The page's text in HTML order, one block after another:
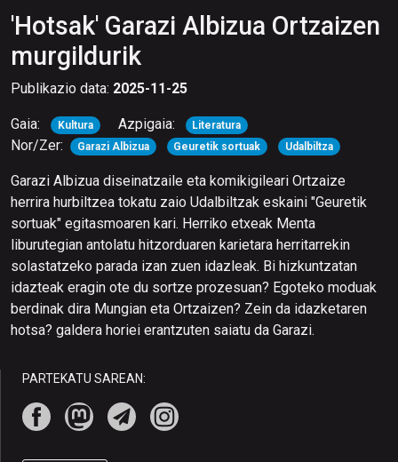
'Hotsak' Garazi Albizua Ortzaizen
murgildurik
Publikazio data: 2025-11-25
Gaia: Kultura Azpigaia: Literatura
Nor/Zer: Garazi Albizua Geuretik sortuak Udalbiltza
Garazi Albizua diseinatzaile eta komikigileari Ortzaize
herrira hurbiltzea tokatu zaio Udalbiltzak eskaini "Geuretik
sortuak" egitasmoaren kari. Herriko etxeak Menta
liburutegian antolatu hitzorduaren karietara herritarrekin
solastatzeko parada izan zuen idazleak. Bi hizkuntzatan
idazteak eragin ote du sortze prozesuan? Egoteko moduak
berdinak dira Mungian eta Ortzaizen? Zein da idazketaren
hotsa? galdera horiei erantzuten saiatu da Garazi.
PARTEKATU SAREAN: